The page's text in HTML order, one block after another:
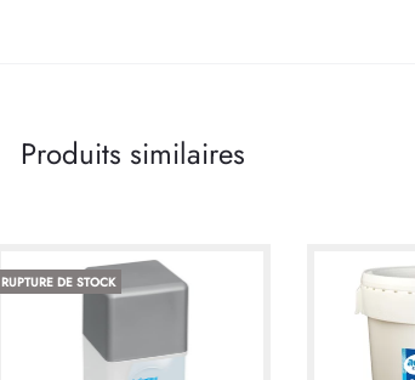
Produits similaires
RUPTURE DE STOCK